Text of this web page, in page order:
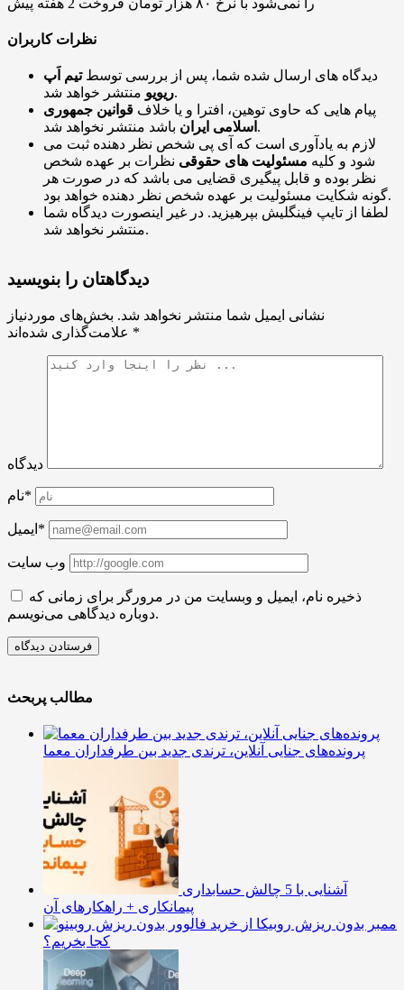
نظرات کاربران
دیدگاه های ارسال شده شما، پس از بررسی توسطتیم اَپ
ریویومنتشر خواهد شد.
پیام هایی که حاوی توهین، افترا و یا خلاف قوانین جمهوری
اسلامی ایران باشد منتشر نخواهد شد.
لازم به یادآوری است که آی پی شخص نظر دهنده ثبت می
شود و کلیه مسئولیت های حقوقی نظرات بر عهده شخص
نظر بوده و قابل پیگیری قضایی می باشد که در صورت هر
گونه شکایت مسئولیت بر عهده شخص نظر دهنده خواهد بود.
لطفا از تایپ فینگلیش بپرهیزید. در غیر اینصورت دیدگاه شما
منتشر نخواهد شد.
دیدگاهتان را بنویسید
نشانی ایمیل شما منتشر نخواهد شد. بخش‌های موردنیاز
*
دیدگاه
نام*
ایمیل*
وب سایت
ذخیره نام، ایمیل و وبسایت من در مرورگر برای زمانی که
دوباره دیدگاهی می‌نویسم.
مطالب پربحث
پرونده‌های جنایی آنلاین، ترندی جدید بین طرفداران معما
آشنایی با 5 چالش حسابداری
پیمانکاری + راهکارهای آن
ممبر بدون ریزش روبیکا از
کجا بخریم؟